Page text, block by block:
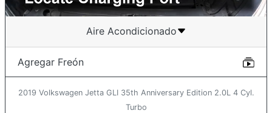
Aire Acondicionado
Agregar Freón
2019 Volkswagen Jetta GLI 35th Anniversary Edition 2.0L 4 Cyl.
Turbo